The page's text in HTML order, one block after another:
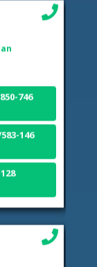
746
146